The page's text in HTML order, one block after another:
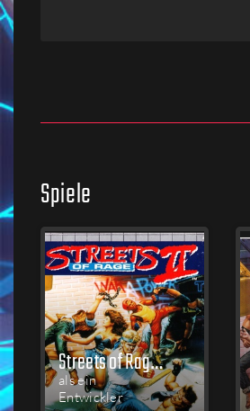
Spiele
Streets of Rage 2
als ein
Entwickler